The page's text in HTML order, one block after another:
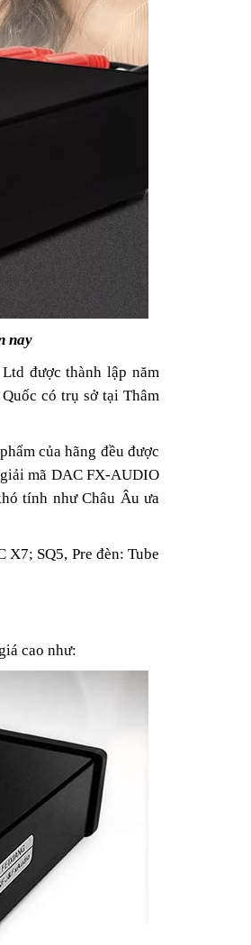
nay
được thành lập năm
có trụ sở tại Thâm
của hãng đều được
mã DAC FX-AUDIO
tính như Châu Âu ưa
SQ5, Pre đèn: Tube
cao như: